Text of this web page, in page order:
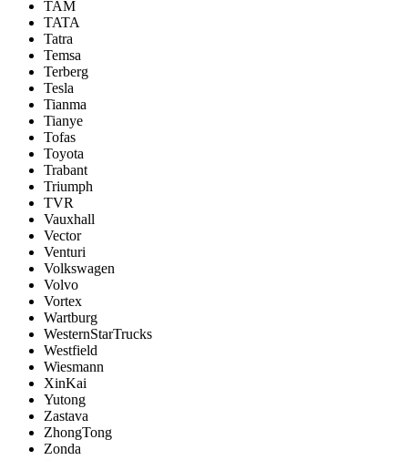
TAM
TATA
Tatra
Temsa
Terberg
Tesla
Tianma
Tianye
Tofas
Toyota
Trabant
Triumph
TVR
Vauxhall
Vector
Venturi
Volkswagen
Volvo
Vortex
Wartburg
WesternStarTrucks
Westfield
Wiesmann
XinKai
Yutong
Zastava
ZhongTong
Zonda